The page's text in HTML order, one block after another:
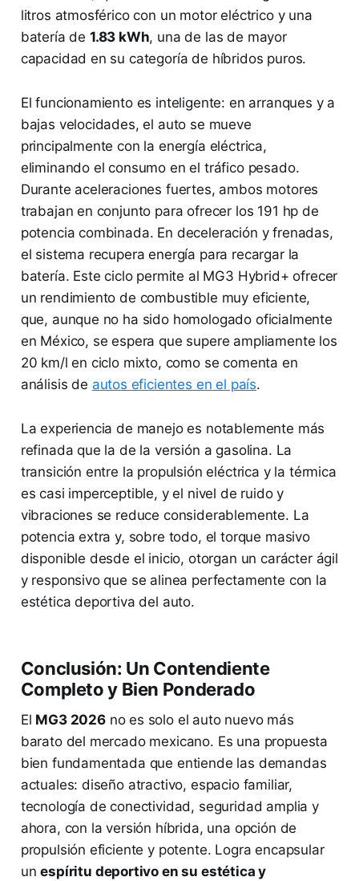
litros atmosférico con un motor eléctrico y una
batería de 1.83 kWh, una de las de mayor
capacidad en su categoría de híbridos puros.
El funcionamiento es inteligente: en arranques y a
bajas velocidades, el auto se mueve
principalmente con la energía eléctrica,
eliminando el consumo en el tráfico pesado.
Durante aceleraciones fuertes, ambos motores
trabajan en conjunto para ofrecer los 191 hp de
potencia combinada. En deceleración y frenadas,
el sistema recupera energía para recargar la
batería. Este ciclo permite al MG3 Hybrid+ ofrecer
un rendimiento de combustible muy eficiente,
que, aunque no ha sido homologado oficialmente
en México, se espera que supere ampliamente los
20 km/l en ciclo mixto, como se comenta en
análisis de autos eficientes en el país.
La experiencia de manejo es notablemente más
refinada que la de la versión a gasolina. La
transición entre la propulsión eléctrica y la térmica
es casi imperceptible, y el nivel de ruido y
vibraciones se reduce considerablemente. La
potencia extra y, sobre todo, el torque masivo
disponible desde el inicio, otorgan un carácter ágil
y responsivo que se alinea perfectamente con la
estética deportiva del auto.
Conclusión: Un Contendiente
Completo y Bien Ponderado
El MG3 2026no es solo el auto nuevo más
barato del mercado mexicano. Es una propuesta
bien fundamentada que entiende las demandas
actuales: diseño atractivo, espacio familiar,
tecnología de conectividad, seguridad amplia y
ahora, con la versión híbrida, una opción de
propulsión eficiente y potente. Logra encapsular
unespíritu deportivo en su estética y